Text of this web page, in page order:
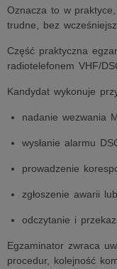
Oznacza to w
trudne, bez
Część praktyczna
radiotelefonem VHF/
Kandydat wykonuje
nadanie wezwania
wysłanie alarmu
prowadzenie
zgłoszenie awarii
odczytanie i
Egzaminator zwraca
procedur, kolejność